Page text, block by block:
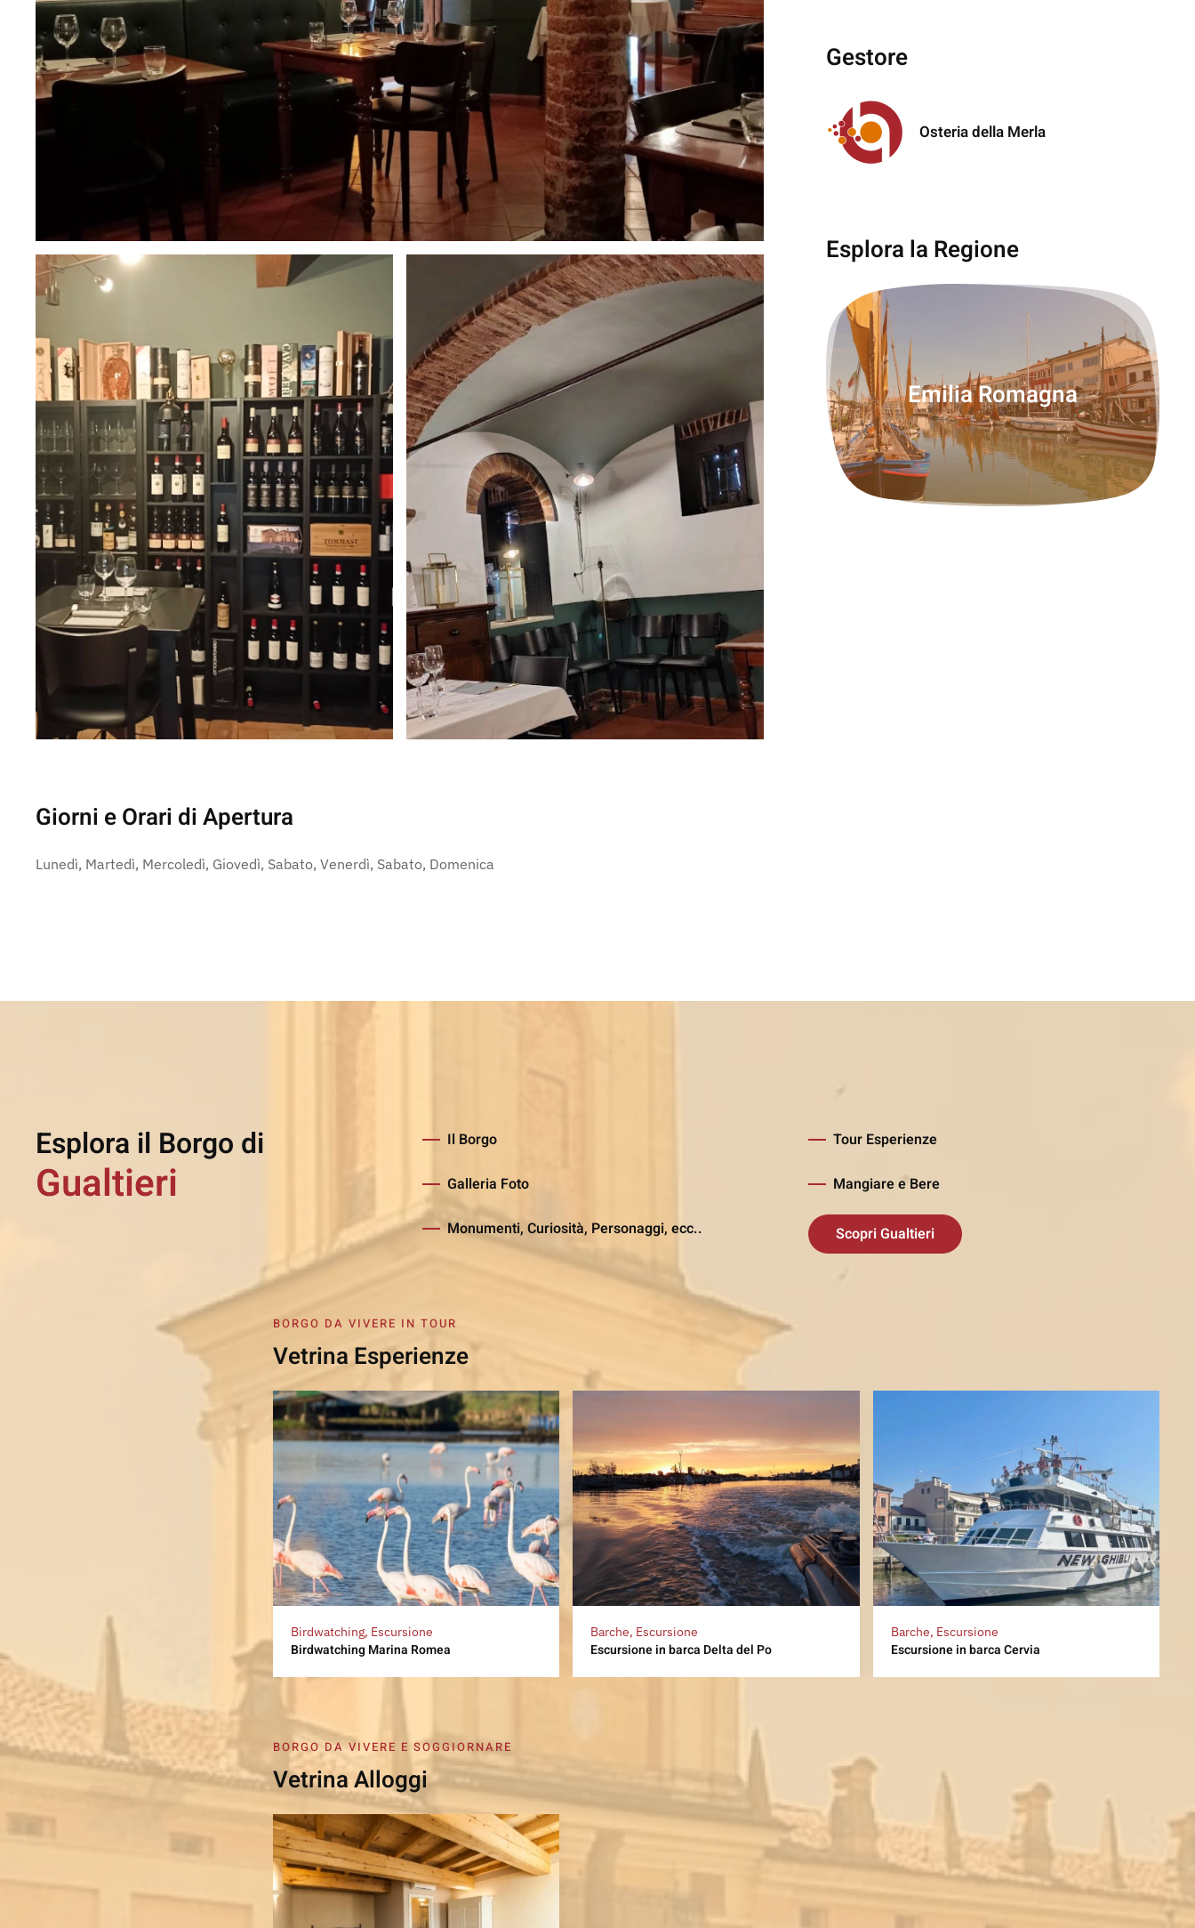
Giorni e Orari di Apertura
Lunedì, Martedì, Mercoledì, Giovedì, Sabato, Venerdì, Sabato, Domenica
Gestore
Osteria della Merla
Esplora la Regione
Emilia Romagna
Esplora il Borgo di
Gualtieri
Il Borgo
Galleria Foto
Monumenti, Curiosità, Personaggi, ecc..
Tour Esperienze
Mangiare e Bere
Scopri Gualtieri
BORGO DA VIVERE IN TOUR
Vetrina Esperienze
Birdwatching, Escursione
Birdwatching Marina Romea
Barche, Escursione
Escursione in barca Delta del Po
Barche, Escursione
Escursione in barca Cervia
BORGO DA VIVERE E SOGGIORNARE
Vetrina Alloggi